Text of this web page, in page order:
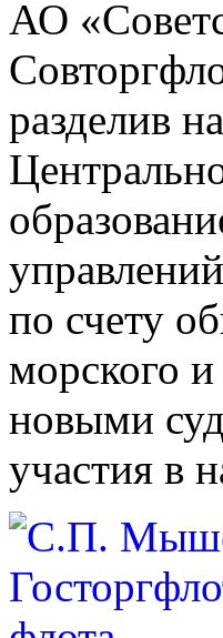
АО
разделив
по счету
морского
новыми
участия в